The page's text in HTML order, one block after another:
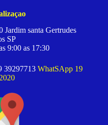
Jardim santa Gertrudes
SP
9:00 as 17:30
WhatSApp 19